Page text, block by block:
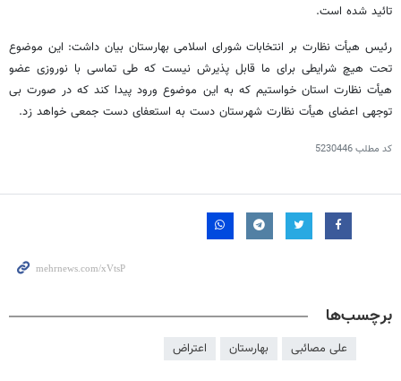
تائید شده است.
رئیس هیأت نظارت بر انتخابات شورای اسلامی بهارستان بیان داشت: این موضوع
تحت هیچ شرایطی برای ما قابل پذیرش نیست که طی تماسی با نوروزی عضو
هیأت نظارت استان خواستیم که به این موضوع ورود پیدا کند که در صورت بی
توجهی اعضای هیأت نظارت شهرستان دست به استعفای دست جمعی خواهد زد.
کد مطلب5230446
برچسب‌ها
علی مصائبی بهارستان اعتراض